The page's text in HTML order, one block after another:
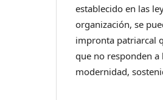
establecido en las
organización, se
impronta patriarcal
que no responden
modernidad,